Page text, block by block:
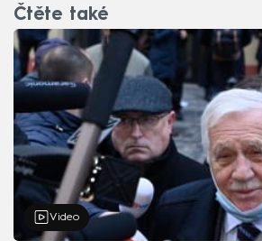
Čtěte také
Video